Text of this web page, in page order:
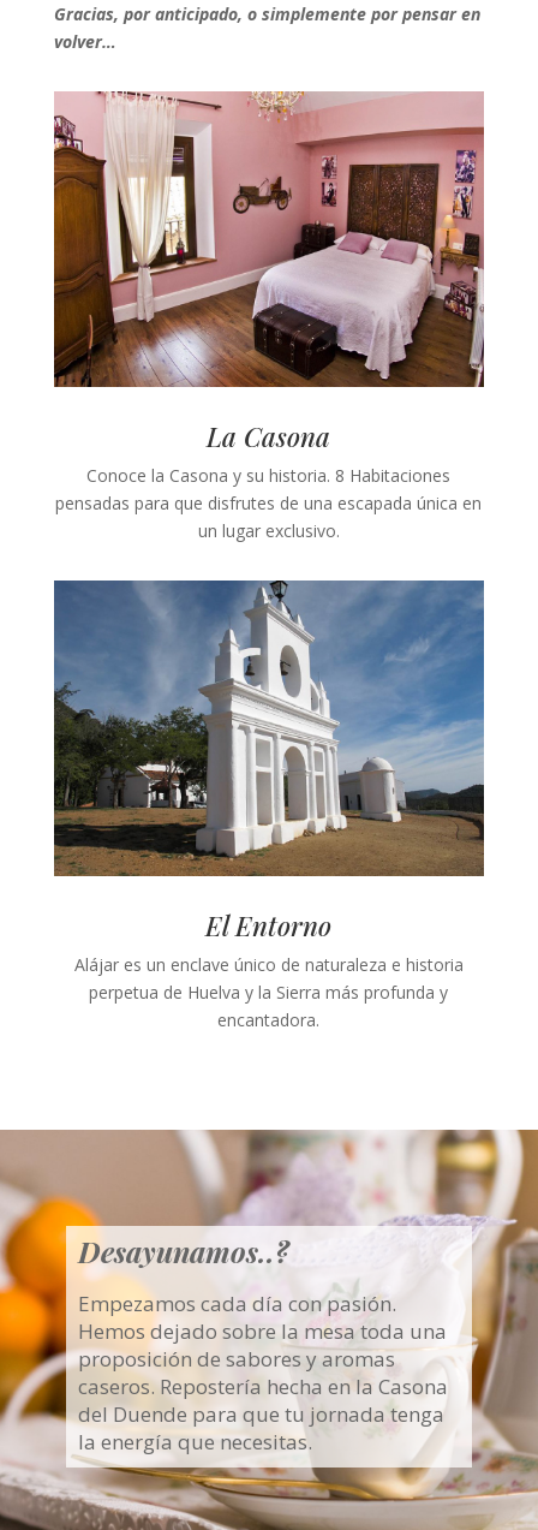
Gracias, por anticipado, o simplemente por pensar en
volver…
La Casona
Conoce la Casona y su historia. 8 Habitaciones
pensadas para que disfrutes de una escapada única en
un lugar exclusivo.
El Entorno
Alájar es un enclave único de naturaleza e historia
perpetua de Huelva y la Sierra más profunda y
encantadora.
Desayunamos..?
Empezamos cada día con pasión.
Hemos dejado sobre la mesa toda una
proposición de sabores y aromas
caseros. Repostería hecha en la Casona
del Duende para que tu jornada tenga
la energía que necesitas.